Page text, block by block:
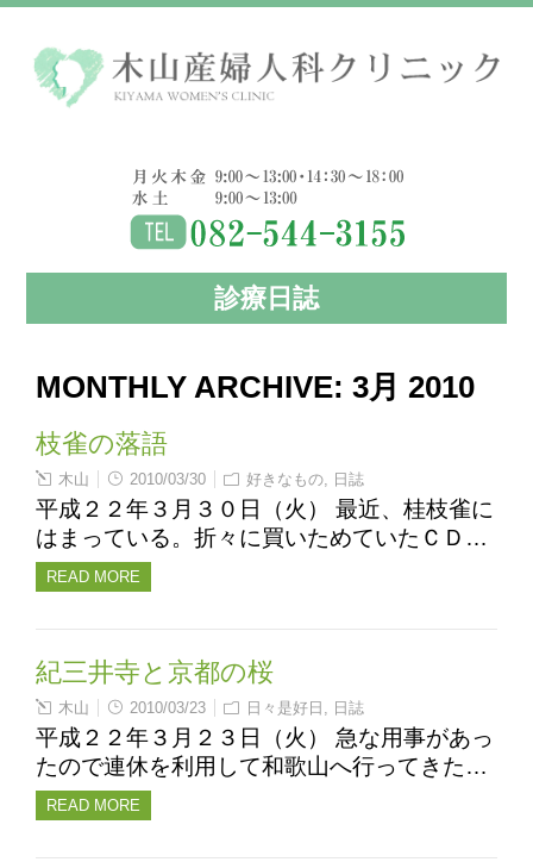
診療日誌
MONTHLY ARCHIVE:3月 2010
枝雀の落語
木山 2010/03/30 好きなもの 日誌
平成２２年３月３０日（火） 最近、桂枝雀に
はまっている。折々に買いためていたＣＤ…
READ MORE
紀三井寺と京都の桜
木山 2010/03/23 日々是好日 日誌
平成２２年３月２３日（火） 急な用事があっ
たので連休を利用して和歌山へ行ってきた…
READ MORE